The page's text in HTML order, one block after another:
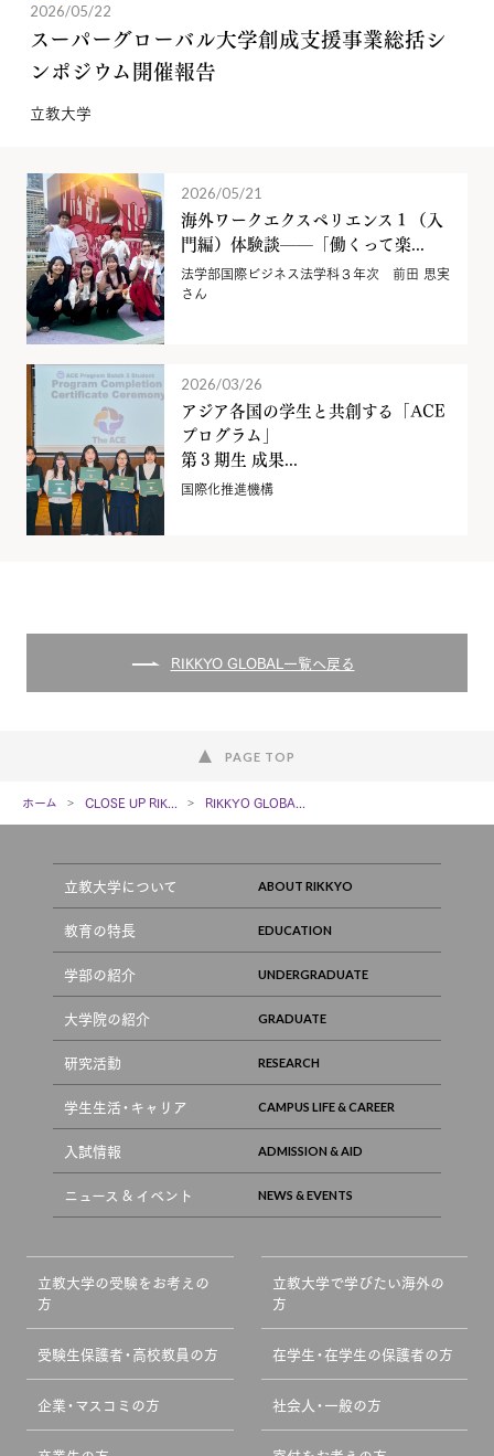
2026/05/22
スーパーグローバル大学創成支援事業総括シ
ンポジウム開催報告
立教大学
2026/05/21
海外ワークエクスペリエンス１（入
門編）体験談——「働くって楽...
法学部国際ビジネス法学科３年次 前田 思実
さん
2026/03/26
アジア各国の学生と共創する「ACE
プログラム」
第３期生 成果...
国際化推進機構
RIKKYO GLOBAL一覧へ戻る
PAGE TOP
ホーム CLOSE UP RIK... RIKKYO GLOBA...
立教大学について
教育の特長
学部の紹介
大学院の紹介
研究活動
学生生活・キャリア
入試情報
ニュース & イベント
立教大学の受験をお考えの
方
立教大学で学びたい海外の
方
受験生保護者・高校教員の方 在学生・在学生の保護者の方
企業・マスコミの方 社会人・一般の方